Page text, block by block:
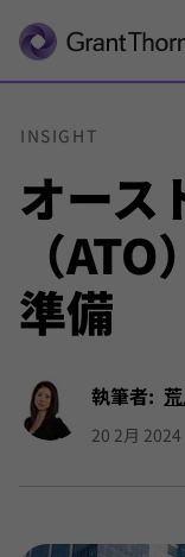
オース
（ATO）
準備
INSIGHT
執筆者:
20 2月 2024